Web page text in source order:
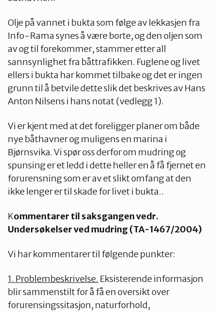
Olje på vannet i bukta som følge av lekkasjen fra
Info-Rama synes å være borte, og den oljen som
av og til forekommer, stammer etter all
sannsynlighet fra båttrafikken. Fuglene og livet
ellers i bukta har kommet tilbake og det er ingen
grunn til å betvile dette slik det beskrives av Hans
Anton Nilsens i hans notat (vedlegg 1).
Vi er kjent med at det foreligger planer om både
nye båthavner og muligens en marina i
Bjørnsvika. Vi spør oss derfor om mudring og
spunsing er et ledd i dette heller en å få fjernet en
forurensning som er av et slikt omfang at den
ikke lenger er til skade for livet i bukta..
Kommentarer til saksgangen vedr.
Undersøkelser ved mudring (TA-1467/2004)
Vi har kommentarer til følgende punkter:
1. Problembeskrivelse. Eksisterende informasjon
blir sammenstilt for å få en oversikt over
forurensingssitasjon, naturforhold,